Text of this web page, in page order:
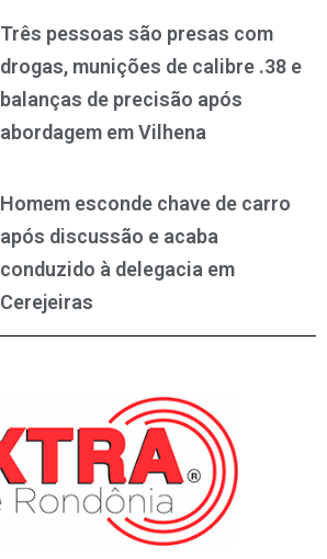
Três pessoas são presas com
drogas, munições de calibre .38 e
balanças de precisão após
abordagem em Vilhena
Homem esconde chave de carro
após discussão e acaba
conduzido à delegacia em
Cerejeiras